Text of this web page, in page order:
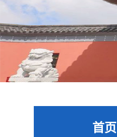
首页